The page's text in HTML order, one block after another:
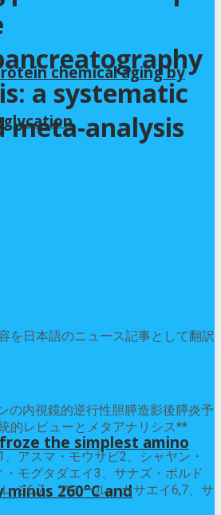
chemical aging by
the simplest amino
260°C and
a systematic
meta-analysis
を日本語のニュース記事として翻訳
の内視鏡的逆行性胆膵造影後膵炎予
的レビューとメタアナリシス**
アスマ・モウサビ2、シャヤン・
モグタダエイ3、サナズ・ボルド
ミ6,7、アミール・カサエイ6,7、サ